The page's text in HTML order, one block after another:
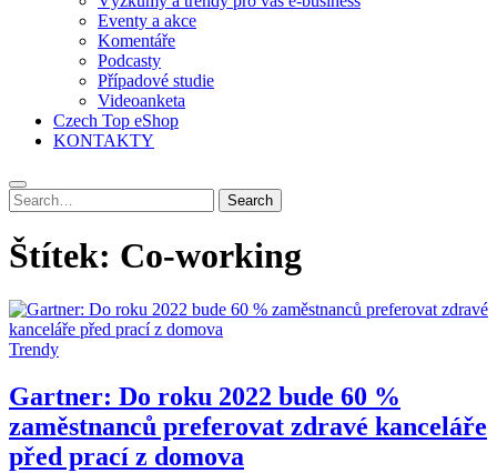
Eventy a akce
Komentáře
Podcasty
Případové studie
Videoanketa
Czech Top eShop
KONTAKTY
Search
for:
Search
Štítek: Co-working
Trendy
Gartner: Do roku 2022 bude 60 %
zaměstnanců preferovat zdravé kanceláře
před prací z domova